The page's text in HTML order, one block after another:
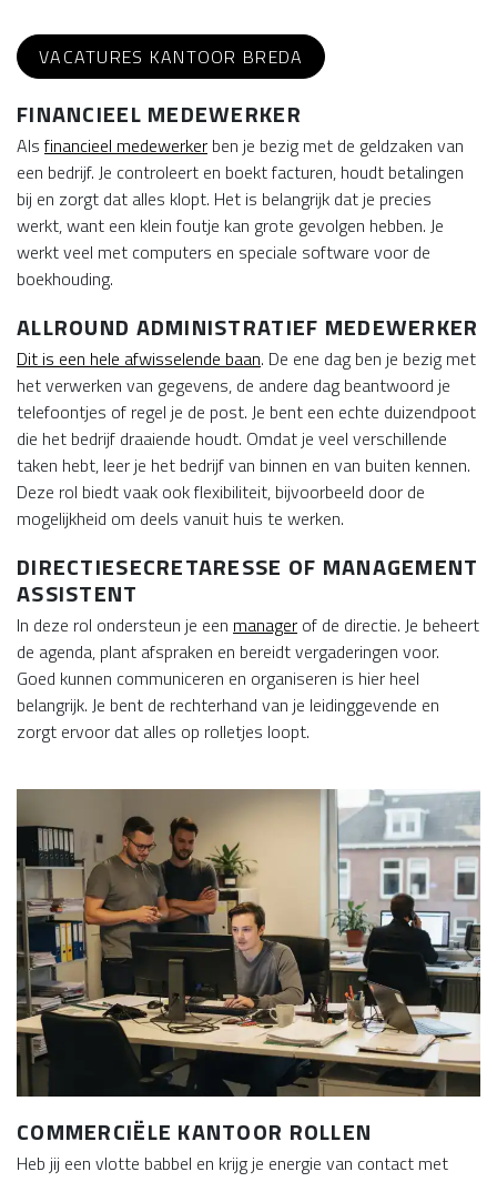
VACATURES KANTOOR BREDA
FINANCIEEL MEDEWERKER
Als financieel medewerker ben je bezig met de geldzaken van
een bedrijf. Je controleert en boekt facturen, houdt betalingen
bij en zorgt dat alles klopt. Het is belangrijk dat je precies
werkt, want een klein foutje kan grote gevolgen hebben. Je
werkt veel met computers en speciale software voor de
boekhouding.
ALLROUND ADMINISTRATIEF MEDEWERKER
Dit is een hele afwisselende baan. De ene dag ben je bezig met
het verwerken van gegevens, de andere dag beantwoord je
telefoontjes of regel je de post. Je bent een echte duizendpoot
die het bedrijf draaiende houdt. Omdat je veel verschillende
taken hebt, leer je het bedrijf van binnen en van buiten kennen.
Deze rol biedt vaak ook flexibiliteit, bijvoorbeeld door de
mogelijkheid om deels vanuit huis te werken.
DIRECTIESECRETARESSE OF MANAGEMENT
ASSISTENT
In deze rol ondersteun je een manager of de directie. Je beheert
de agenda, plant afspraken en bereidt vergaderingen voor.
Goed kunnen communiceren en organiseren is hier heel
belangrijk. Je bent de rechterhand van je leidinggevende en
zorgt ervoor dat alles op rolletjes loopt.
COMMERCIËLE KANTOOR ROLLEN
Heb jij een vlotte babbel en krijg je energie van contact met